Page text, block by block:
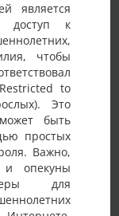
является
доступ к
чтобы
to
Это
быть
простых
Важно,
и опекуны
для